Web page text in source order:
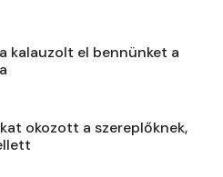
kalauzolt el bennünket a
okozott a szereplőknek,